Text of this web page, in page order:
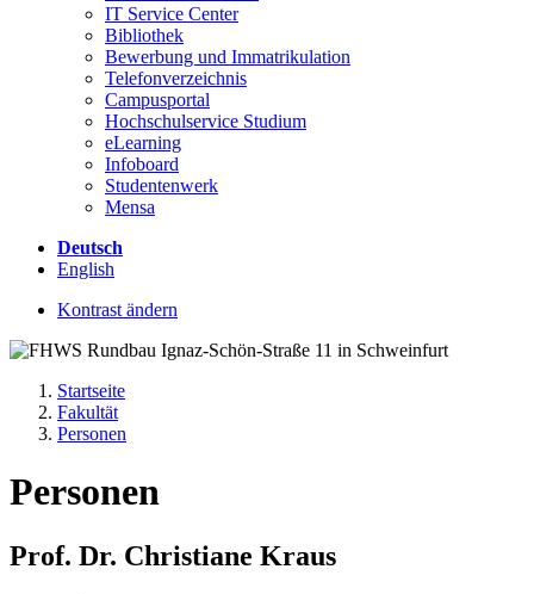
IT Service Center
Bibliothek
Bewerbung und Immatrikulation
Telefonverzeichnis
Campusportal
Hochschulservice Studium
eLearning
Infoboard
Studentenwerk
Mensa
Deutsch
English
Kontrast ändern
Startseite
Fakultät
Personen
Personen
Prof. Dr. Christiane Kraus